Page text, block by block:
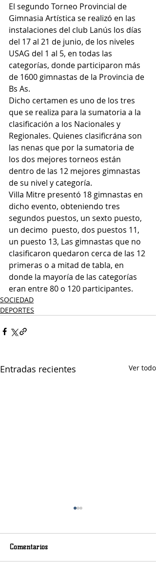
El segundo Torneo Provincial de
Gimnasia Artística se realizó en las
instalaciones del club Lanús los días
del 17 al 21 de junio, de los niveles
USAG del 1 al 5, en todas las
categorías, donde participaron más
de 1600 gimnastas de la Provincia de
Bs As.
Dicho certamen es uno de los tres
que se realiza para la sumatoria a la
clasificación a los Nacionales y
Regionales. Quienes clasificrána son
las nenas que por la sumatoria de
los dos mejores torneos están
dentro de las 12 mejores gimnastas
de su nivel y categoría.
Villa Mitre presentó 18 gimnastas en
dicho evento, obteniendo tres
segundos puestos, un sexto puesto,
un decimo  puesto, dos puestos 11,
un puesto 13, Las gimnastas que no
clasificaron quedaron cerca de las 12
primeras o a mitad de tabla, en
donde la mayoría de las categorías
eran entre 80 o 120 participantes.
SOCIEDAD
DEPORTES
Entradas recientes Ver todo
Comentarios